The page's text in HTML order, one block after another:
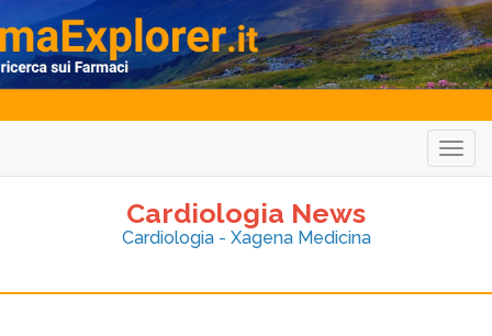
Cardiologia News
Cardiologia - Xagena Medicina